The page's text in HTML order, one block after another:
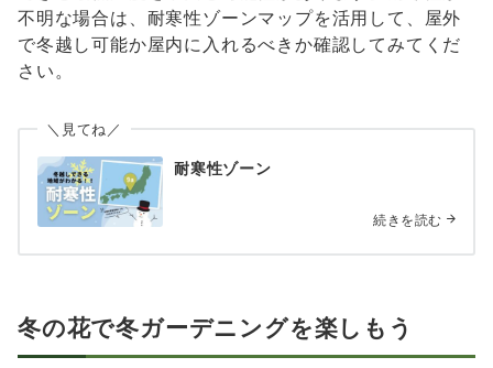
不明な場合は、耐寒性ゾーンマップを活用して、屋外
で冬越し可能か屋内に入れるべきか確認してみてくだ
さい。
＼見てね／
耐寒性ゾーン
続きを読む
冬の花で冬ガーデニングを楽しもう